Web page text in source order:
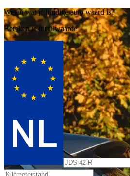
Weten wat je huidige auto waard is?
Bereken je inruilwaarde